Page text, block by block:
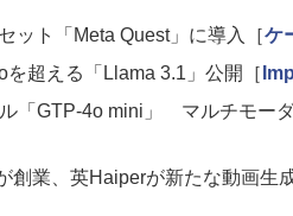
ット「Meta Quest」に導入［ケ
超える「Llama 3.1」公開［
「GTP-4o mini」 マルチモー
創業、英Haiperが新たな動画生